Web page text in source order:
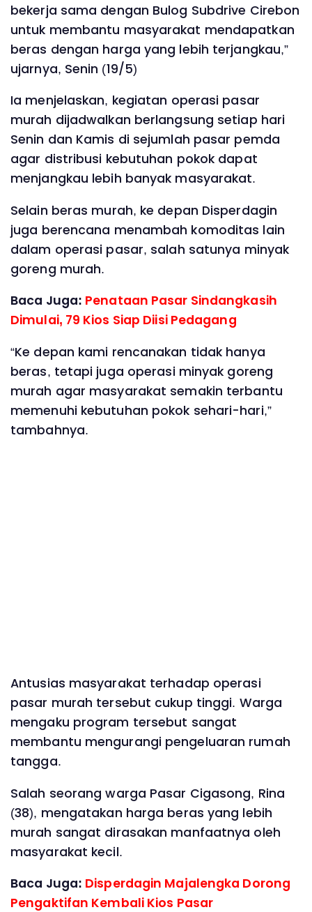
bekerja sama dengan Bulog Subdrive Cirebon
untuk membantu masyarakat mendapatkan
beras dengan harga yang lebih terjangkau,”
ujarnya, Senin (19/5)
Ia menjelaskan, kegiatan operasi pasar
murah dijadwalkan berlangsung setiap hari
Senin dan Kamis di sejumlah pasar pemda
agar distribusi kebutuhan pokok dapat
menjangkau lebih banyak masyarakat.
Selain beras murah, ke depan Disperdagin
juga berencana menambah komoditas lain
dalam operasi pasar, salah satunya minyak
goreng murah.
Baca Juga: Penataan Pasar Sindangkasih
Dimulai, 79 Kios Siap Diisi Pedagang
“Ke depan kami rencanakan tidak hanya
beras, tetapi juga operasi minyak goreng
murah agar masyarakat semakin terbantu
memenuhi kebutuhan pokok sehari-hari,”
tambahnya.
Antusias masyarakat terhadap operasi
pasar murah tersebut cukup tinggi. Warga
mengaku program tersebut sangat
membantu mengurangi pengeluaran rumah
tangga.
Salah seorang warga Pasar Cigasong, Rina
(38), mengatakan harga beras yang lebih
murah sangat dirasakan manfaatnya oleh
masyarakat kecil.
Baca Juga: Disperdagin Majalengka Dorong
Pengaktifan Kembali Kios Pasar